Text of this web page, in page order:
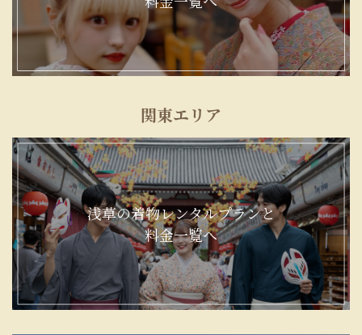
関東エリア
浅草の着物レンタルプランと
料金一覧へ